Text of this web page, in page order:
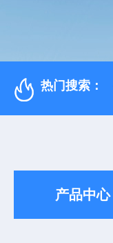
热门搜索：
产品中心